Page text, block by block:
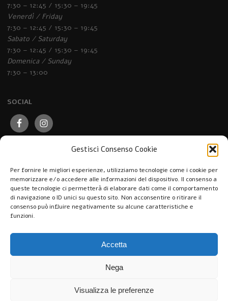
Gestisci Consenso Cookie
Per fornire le migliori esperienze, utilizziamo tecnologie come i cookie per
memorizzare e/o accedere alle informazioni del dispositivo. Il consenso a
queste tecnologie ci permetterà di elaborare dati come il comportamento
di navigazione o ID unici su questo sito. Non acconsentire o ritirare il
consenso può influire negativamente su alcune caratteristiche e
funzioni.
Accetta
Nega
Visualizza le preferenze
7:30 – 12:45 / 15:30 – 19:45
Venerdì / Friday
7:30 – 12:45 / 15:30 – 19:45
Sabato / Saturday
7:30 – 12:45 / 15:30 – 19:45
Domenica / Sunday
7:30 – 13:00
SOCIAL
Pasticceria Caffè Nuovo Mondo © 2026. All Rights Reserved.